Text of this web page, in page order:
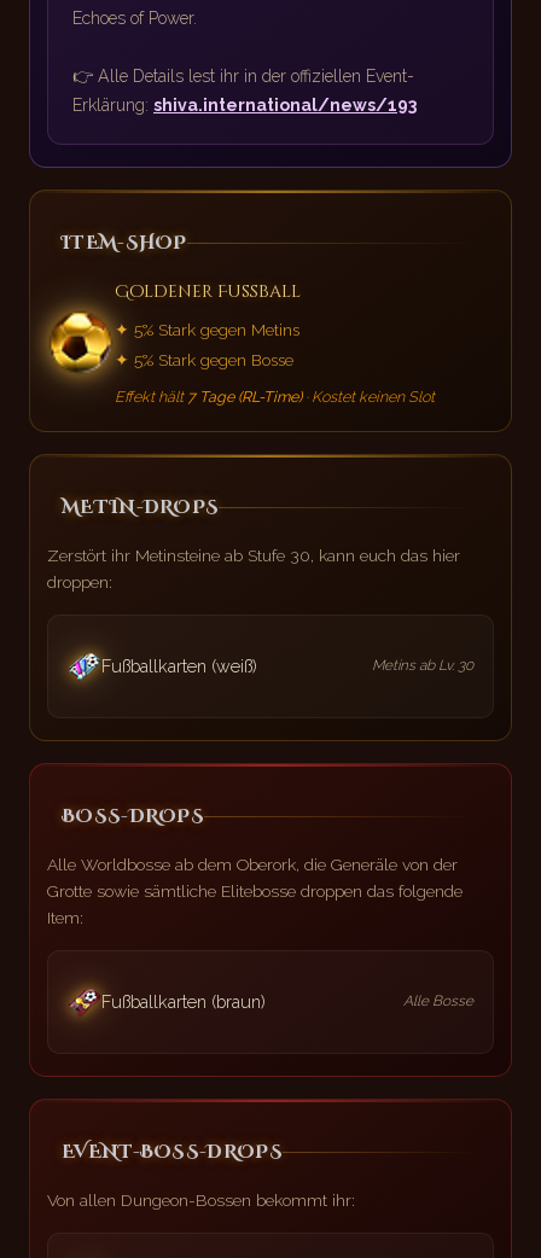
Echoes of Power.
👉 Alle Details lest ihr in der offiziellen Event-
Erklärung: shiva.international/news/193
ITEM-SHOP
Goldener Fußball
✦ 5% Stark gegen Metins
✦ 5% Stark gegen Bosse
Effekt hält 7 Tage (RL-Time)· Kostet keinen Slot
METIN-DROPS
Zerstört ihr Metinsteine ab Stufe 30, kann euch das hier
droppen:
Fußballkarten (weiß) Metins ab Lv. 30
BOSS-DROPS
Alle Worldbosse ab dem Oberork, die Generäle von der
Grotte sowie sämtliche Elitebosse droppen das folgende
Item:
Fußballkarten (braun) Alle Bosse
EVENT-BOSS-DROPS
Von allen Dungeon-Bossen bekommt ihr: